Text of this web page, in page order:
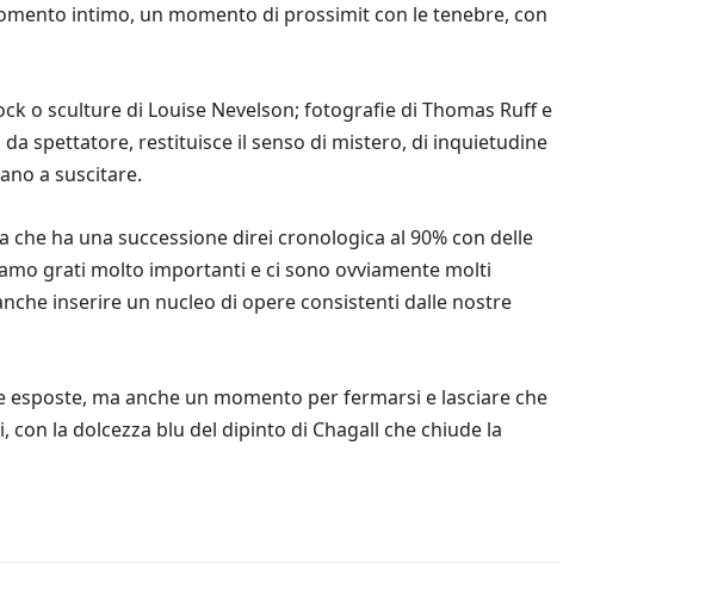
intimo, un momento di prossimit con le tenebre, con
o sculture di Louise Nevelson; fotografie di Thomas Ruff e
spettatore, restituisce il senso di mistero, di inquietudine
a suscitare.
ha una successione direi cronologica al 90% con delle
grati molto importanti e ci sono ovviamente molti
inserire un nucleo di opere consistenti dalle nostre
ma anche un momento per fermarsi e lasciare che
la dolcezza blu del dipinto di Chagall che chiude la